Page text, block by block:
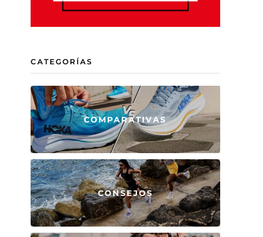
CATEGORÍAS
COMPARATIVAS
CONSEJOS